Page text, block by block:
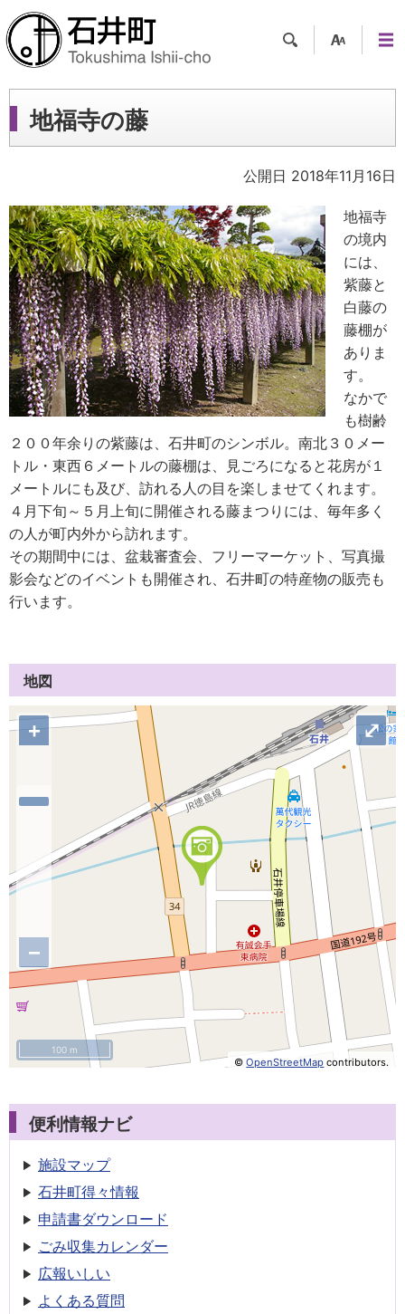
ツー
ュー
地福寺の藤
公開日 2018年11月16日
地福寺
の境内
には、
紫藤と
白藤の
藤棚が
ありま
す。
なかで
も樹齢
２００年余りの紫藤は、石井町のシンボル。南北３０メー
トル・東西６メートルの藤棚は、見ごろになると花房が１
メートルにも及び、訪れる人の目を楽しませてくれます。
４月下旬～５月上旬に開催される藤まつりには、毎年多く
の人が町内外から訪れます。
その期間中には、盆栽審査会、フリーマーケット、写真撮
影会などのイベントも開催され、石井町の特産物の販売も
行います。
地図
+
−
©OpenStreetMap contributors.
100 m
⤢
便利情報ナビ
施設マップ
石井町得々情報
申請書ダウンロード
ごみ収集カレンダー
広報いしい
よくある質問